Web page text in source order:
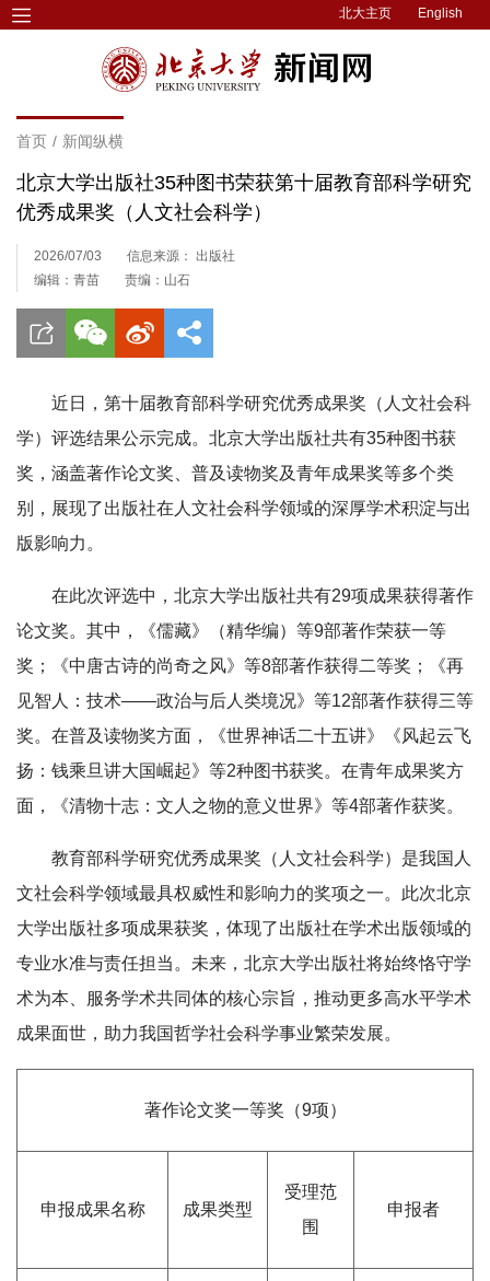
北大主页 English
首页 / 新闻纵横
北京大学出版社35种图书荣获第十届教育部科学研究
优秀成果奖（人文社会科学）
2026/07/03
信息来源： 出版社
编辑：青苗
责编：山石
近日，第十届教育部科学研究优秀成果奖（人文社会科
学）评选结果公示完成。北京大学出版社共有35种图书获
奖，涵盖著作论文奖、普及读物奖及青年成果奖等多个类
别，展现了出版社在人文社会科学领域的深厚学术积淀与出
版影响力。
在此次评选中，北京大学出版社共有29项成果获得著作
论文奖。其中，《儒藏》
（精华编） 等9部著作荣获一等
奖；《中唐古诗的尚奇之风》等8部著作获得二等奖；《再
见智人：技术——政治与后人类境况》等12部著作获得三等
奖。在普及读物奖方面，《世界神话二十五讲》《风起云飞
扬：钱乘旦讲大国崛起》等2种图书获奖。在青年成果奖方
面，《清物十志：文人之物的意义世界》等4部著作获奖。
教育部科学研究优秀成果奖（人文社会科学）是我国人
文社会科学领域最具权威性和影响力的奖项之一。此次北京
大学出版社多项成果获奖，体现了出版社在学术出版领域的
专业水准与责任担当。未来，北京大学出版社将始终恪守学
术为本、服务学术共同体的核心宗旨，推动更多高水平学术
成果面世，助力我国哲学社会科学事业繁荣发展。
著作论文奖一等奖（9项）
申报成果名称 成果类型
受理范
围
申报者